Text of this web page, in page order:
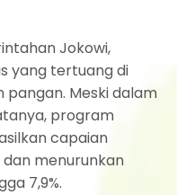
Jokowi,
yang tertuang di
Meski dalam
program
capaian
menurunkan
7,9%.